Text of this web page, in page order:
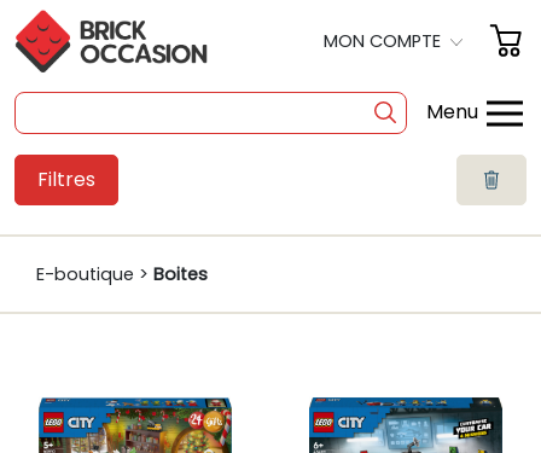
MON COMPTE
Menu
BOITES
PRODUITS DÉRIVÉS
Filtres
E-boutique > Boites